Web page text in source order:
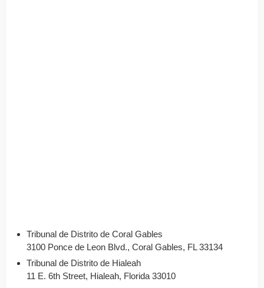
Tribunal de Distrito de Coral Gables
3100 Ponce de Leon Blvd., Coral Gables, FL 33134
Tribunal de Distrito de Hialeah
11 E. 6th Street, Hialeah, Florida 33010